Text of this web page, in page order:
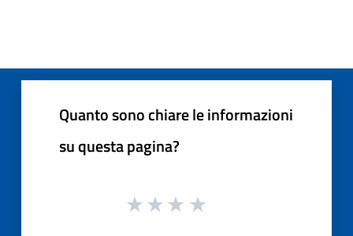
Quanto sono chiare le informazioni
su questa pagina?